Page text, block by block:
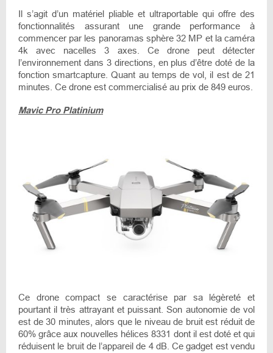
Il s’agit d’un matériel pliable et ultraportable qui offre des
fonctionnalités assurant une grande performance à
commencer par les panoramas sphère 32 MP et la caméra
4k avec nacelles 3 axes. Ce drone peut détecter
l’environnement dans 3 directions, en plus d’être doté de la
fonction smartcapture. Quant au temps de vol, il est de 21
minutes. Ce drone est commercialisé au prix de 849 euros.
Mavic Pro Platinium
Ce drone compact se caractérise par sa légèreté et
pourtant il très attrayant et puissant. Son autonomie de vol
est de 30 minutes, alors que le niveau de bruit est réduit de
60% grâce aux nouvelles hélices 8331 dont il est doté et qui
réduisent le bruit de l’appareil de 4 dB. Ce gadget est vendu